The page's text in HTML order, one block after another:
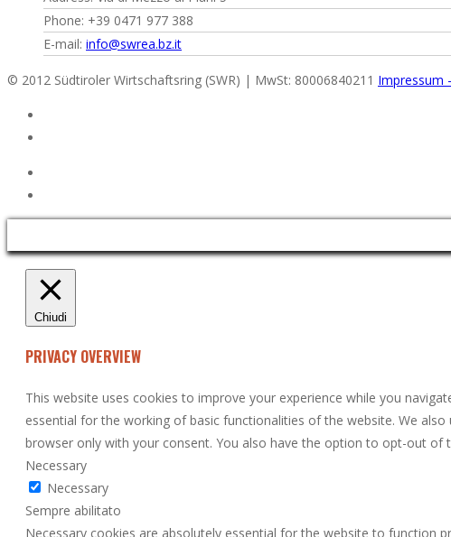
Phone: +39 0471 977 388
E-mail: info@swrea.bz.it
© 2012 Südtiroler Wirtschaftsring (SWR) | MwSt: 80006840211 Impressum
Chiudi
PRIVACY OVERVIEW
This website uses cookies to improve your experience while you
essential for the working of basic functionalities of the website. We
browser only with your consent. You also have the option to opt-out
Necessary
Necessary
Sempre abilitato
Necessary cookies are absolutely essential for the website to function